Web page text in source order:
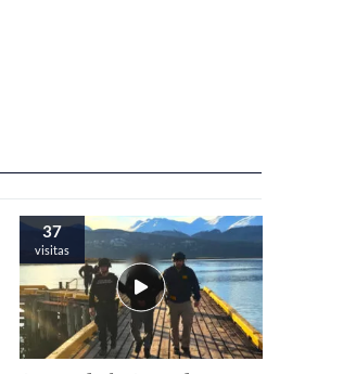
37
visitas